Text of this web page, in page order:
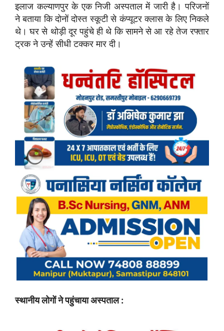
इलाज कल्याणपुर के एक निजी अस्पताल में जारी है। परिजनों
ने बताया कि दोनों दोस्त स्कूटी से कंप्यूटर क्लास के लिए निकले
थे। घर से थोड़ी दूर पहुंचे ही थे कि सामने से आ रहे तेज रफ्तार
ट्रक ने उन्हें सीधी टक्कर मार दी।
स्थानीय लोगों ने पहुंचाया अस्पताल :